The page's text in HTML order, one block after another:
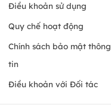
Điều khoản sử dụng
Quy chế hoạt động
Chính sách bảo mật thông
tin
Điều khoản với Đối tác